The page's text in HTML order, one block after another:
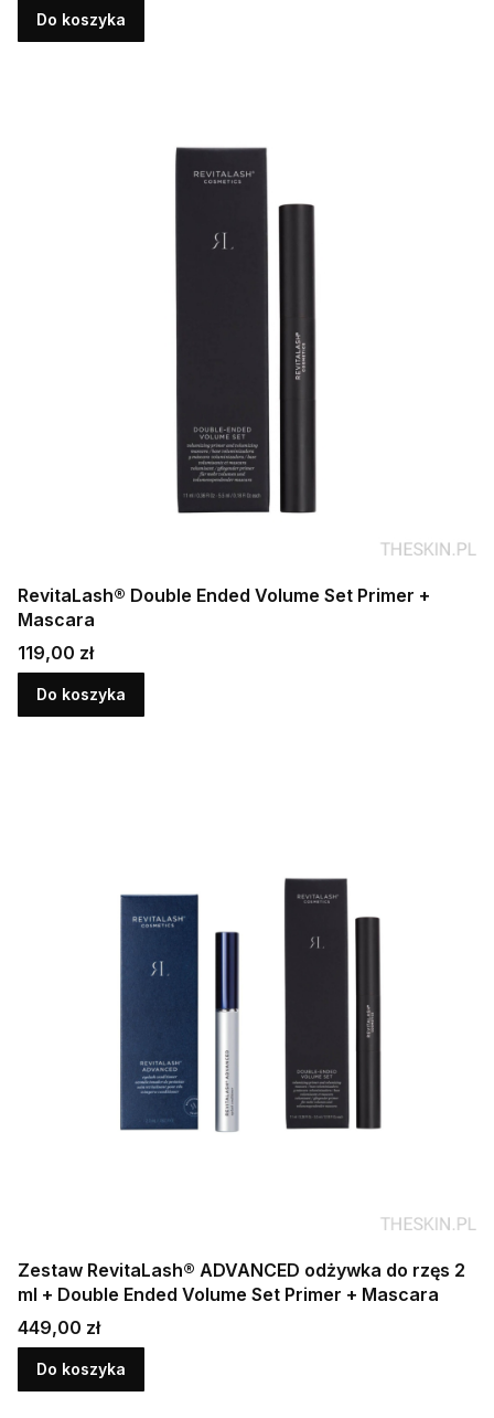
Do koszyka
RevitaLash® Double Ended Volume Set Primer +
Mascara
Cena
119,00 zł
Do koszyka
Zestaw RevitaLash® ADVANCED odżywka do rzęs 2
ml + Double Ended Volume Set Primer + Mascara
Cena
449,00 zł
Do koszyka